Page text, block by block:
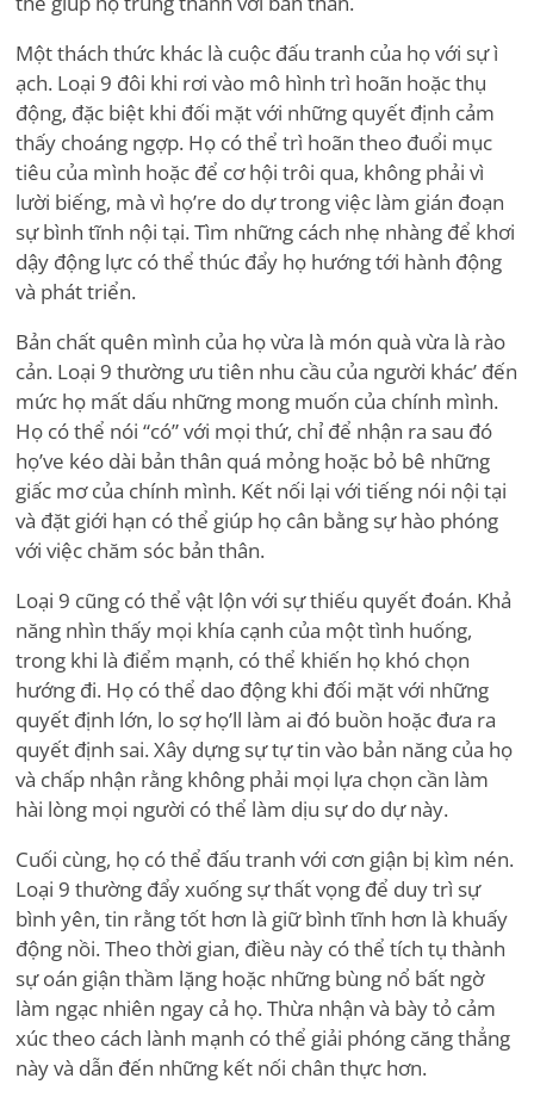
Một thách thức khác là cuộc đấu tranh của họ với sự ì
ạch. Loại 9 đôi khi rơi vào mô hình trì hoãn hoặc thụ
động, đặc biệt khi đối mặt với những quyết định cảm
thấy choáng ngợp. Họ có thể trì hoãn theo đuổi mục
tiêu của mình hoặc để cơ hội trôi qua, không phải vì
lười biếng, mà vì họ’re do dự trong việc làm gián đoạn
sự bình tĩnh nội tại. Tìm những cách nhẹ nhàng để khơi
dậy động lực có thể thúc đẩy họ hướng tới hành động
và phát triển.
Bản chất quên mình của họ vừa là món quà vừa là rào
cản. Loại 9 thường ưu tiên nhu cầu của người khác’ đến
mức họ mất dấu những mong muốn của chính mình.
Họ có thể nói “có” với mọi thứ, chỉ để nhận ra sau đó
họ’ve kéo dài bản thân quá mỏng hoặc bỏ bê những
giấc mơ của chính mình. Kết nối lại với tiếng nói nội tại
và đặt giới hạn có thể giúp họ cân bằng sự hào phóng
với việc chăm sóc bản thân.
Loại 9 cũng có thể vật lộn với sự thiếu quyết đoán. Khả
năng nhìn thấy mọi khía cạnh của một tình huống,
trong khi là điểm mạnh, có thể khiến họ khó chọn
hướng đi. Họ có thể dao động khi đối mặt với những
quyết định lớn, lo sợ họ’ll làm ai đó buồn hoặc đưa ra
quyết định sai. Xây dựng sự tự tin vào bản năng của họ
và chấp nhận rằng không phải mọi lựa chọn cần làm
hài lòng mọi người có thể làm dịu sự do dự này.
Cuối cùng, họ có thể đấu tranh với cơn giận bị kìm nén.
Loại 9 thường đẩy xuống sự thất vọng để duy trì sự
bình yên, tin rằng tốt hơn là giữ bình tĩnh hơn là khuấy
động nồi. Theo thời gian, điều này có thể tích tụ thành
sự oán giận thầm lặng hoặc những bùng nổ bất ngờ
làm ngạc nhiên ngay cả họ. Thừa nhận và bày tỏ cảm
xúc theo cách lành mạnh có thể giải phóng căng thẳng
này và dẫn đến những kết nối chân thực hơn.